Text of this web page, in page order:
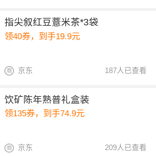
指尖叙红豆薏米茶*3袋
领40券，到手19.9元
187人已查看
京东
饮矿陈年熟普礼盒装
领135券，到手74.9元
209人已查看
京东